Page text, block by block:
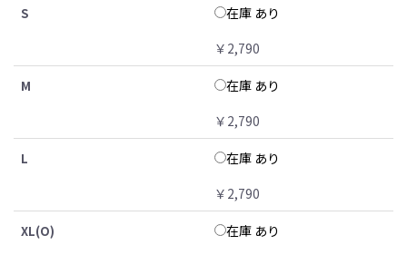
S
在庫 あり
￥2,790
M
在庫 あり
￥2,790
L
在庫 あり
￥2,790
XL(O)
在庫 あり